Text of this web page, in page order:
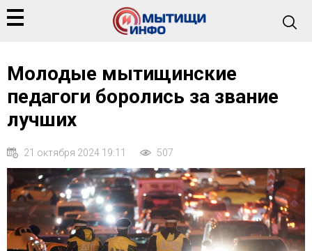
Молодые мытищинские
педагоги боролись за звание
лучших
21 октября 2024 19:11 507